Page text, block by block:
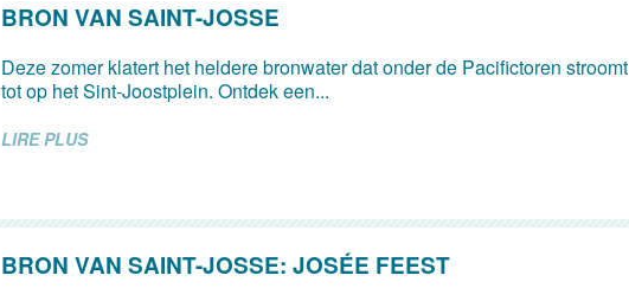
BRON VAN SAINT-JOSSE
Deze zomer klatert het heldere bronwater dat onder de Pacifictoren stroomt
tot op het Sint-Joostplein. Ontdek een...
LIRE PLUS
BRON VAN SAINT-JOSSE: JOSÉE FEEST